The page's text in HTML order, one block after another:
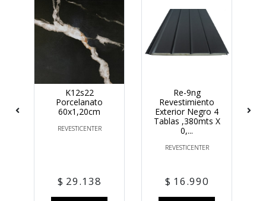
K12s22
Porcelanato
60x1,20cm
REVESTICENTER
$ 29.138
Re-9ng
Revestimiento
Exterior Negro 4
Tablas ,380mts X
0,...
REVESTICENTER
$ 16.990